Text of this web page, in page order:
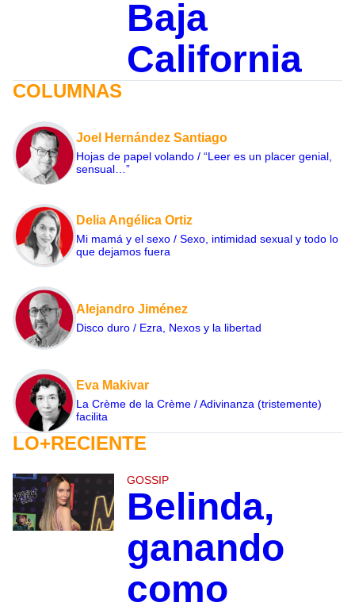
Baja
California
COLUMNAS
Joel Hernández Santiago
Hojas de papel volando / “Leer es un placer genial,
sensual…”
Delia Angélica Ortiz
Mi mamá y el sexo / Sexo, intimidad sexual y todo lo
que dejamos fuera
Alejandro Jiménez
Disco duro / Ezra, Nexos y la libertad
Eva Makivar
La Crème de la Crème / Adivinanza (tristemente)
facilita
LO+RECIENTE
GOSSIP
Belinda,
ganando
como